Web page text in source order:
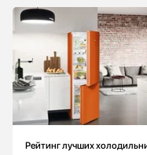
Рейтинг лучших